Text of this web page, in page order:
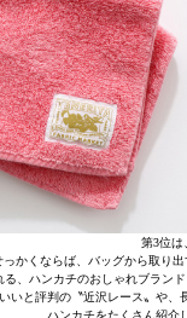
第3位は
かくならば、バッグから取り
る、ハンカチのおしゃれブラン
いと評判の〝近沢レース〟や
ハンカチをたくさん紹介